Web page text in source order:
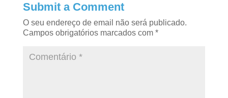
Submit a Comment
O seu endereço de email não será publicado.
Campos obrigatórios marcados com *